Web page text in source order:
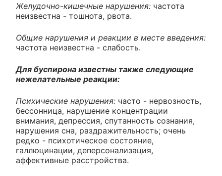
Желудочно-кишечные нарушения: частота
неизвестна - тошнота, рвота.
Общие нарушения и реакции в месте введения:
частота неизвестна - слабость.
Для буспирона известны также следующие
нежелательные реакции:
Психические нарушения: часто - нервозность,
бессонница, нарушение концентрации
внимания, депрессия, спутанность сознания,
нарушения сна, раздражительность; очень
редко - психотическое состояние,
галлюцинации, деперсонализация,
аффективные расстройства.